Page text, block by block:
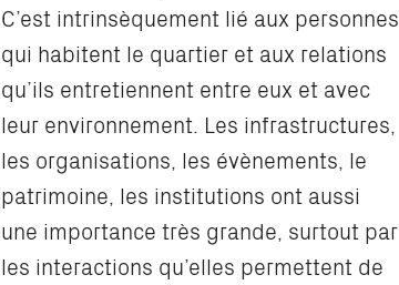
C’est intrinsèquement lié aux personnes
qui habitent le quartier et aux relations
qu’ils entretiennent entre eux et avec
leur environnement. Les infrastructures,
les organisations, les évènements, le
patrimoine, les institutions ont aussi
une importance très grande, surtout par
les interactions qu’elles permettent de